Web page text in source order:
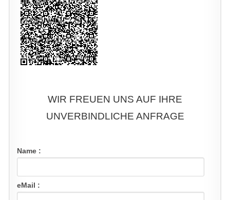
WIR FREUEN UNS AUF IHRE
UNVERBINDLICHE ANFRAGE
Name :
eMail :